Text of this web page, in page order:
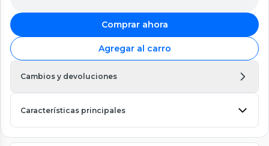
Comprar ahora
Agregar al carro
Cambios y devoluciones
Características principales